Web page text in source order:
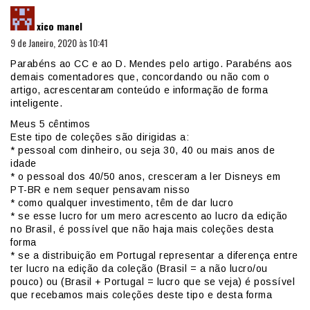
xico manel
9 de Janeiro, 2020 às 10:41
Parabéns ao CC e ao D. Mendes pelo artigo. Parabéns aos
demais comentadores que, concordando ou não com o
artigo, acrescentaram conteúdo e informação de forma
inteligente.
Meus 5 cêntimos
Este tipo de coleções são dirigidas a:
* pessoal com dinheiro, ou seja 30, 40 ou mais anos de
idade
* o pessoal dos 40/50 anos, cresceram a ler Disneys em
PT-BR e nem sequer pensavam nisso
* como qualquer investimento, têm de dar lucro
* se esse lucro for um mero acrescento ao lucro da edição
no Brasil, é possível que não haja mais coleções desta
forma
* se a distribuição em Portugal representar a diferença entre
ter lucro na edição da coleção (Brasil = a não lucro/ou
pouco) ou (Brasil + Portugal = lucro que se veja) é possível
que recebamos mais coleções deste tipo e desta forma